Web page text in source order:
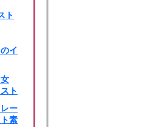
ト
イ
ト
ー
素